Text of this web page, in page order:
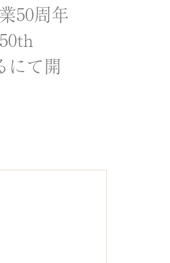
50周年
にて開